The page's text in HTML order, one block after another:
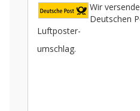
Wir
Deutschen
Luftposter-
umschlag.